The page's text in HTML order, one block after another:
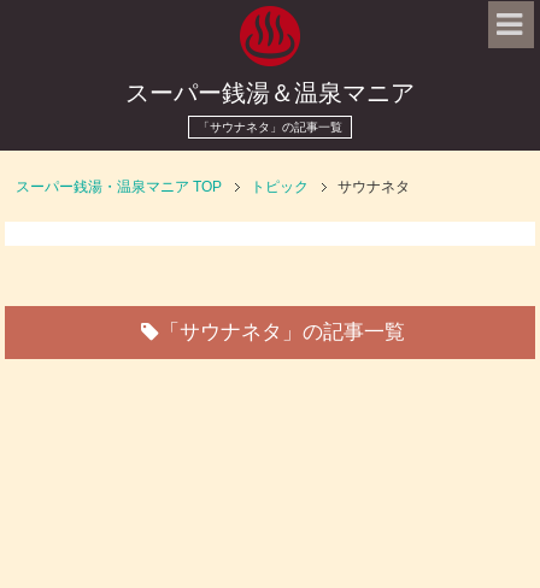
スーパー銭湯＆温泉マニア
「サウナネタ」の記事一覧
スーパー銭湯・温泉マニア TOP トピック サウナネタ
「サウナネタ」の記事一覧